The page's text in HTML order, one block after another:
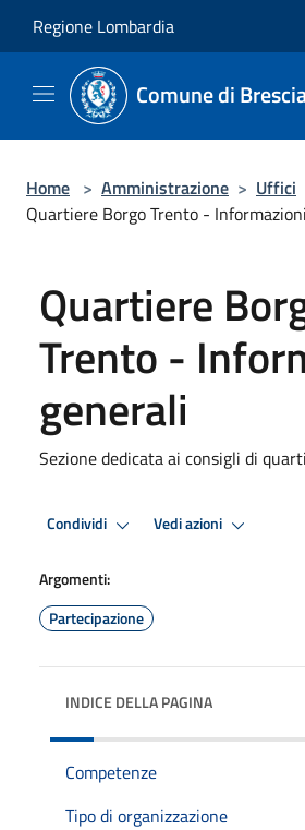
Regione Lombardia
Comune di
Home > Amministrazione > Uffici
Quartiere Borgo Trento -
Quartiere
Trento -
generali
Sezione dedicata ai consigli di
Condividi Vedi azioni
Argomenti:
Partecipazione
INDICE DELLA PAGINA
Competenze
Tipo di organizzazione